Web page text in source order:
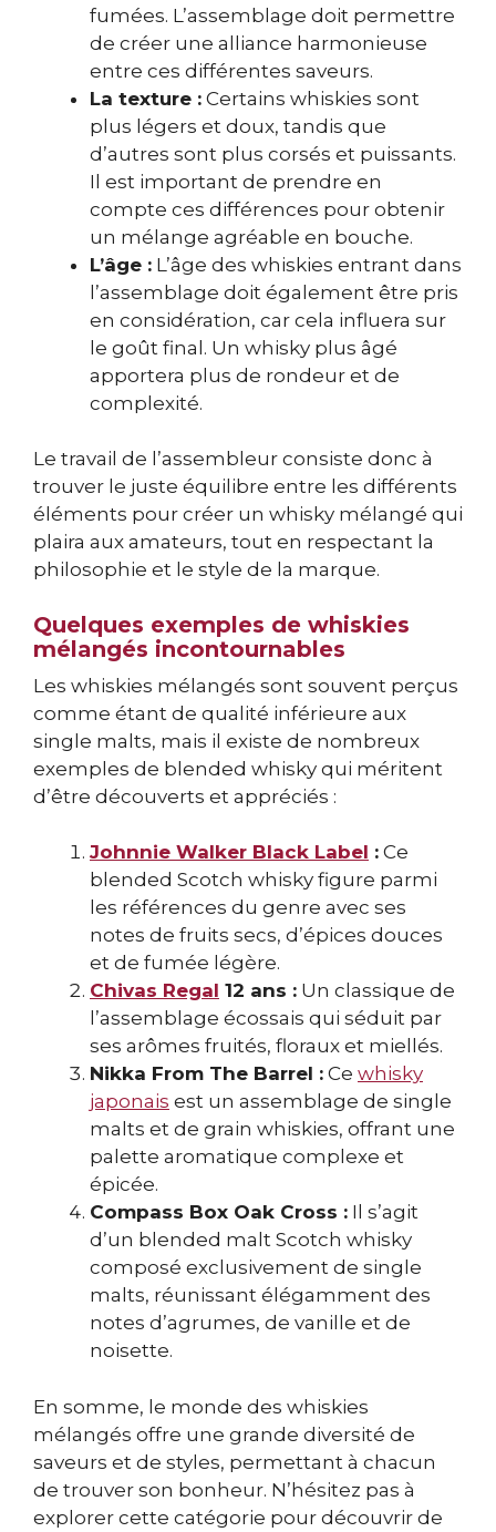
fumées. L’assemblage doit permettre
de créer une alliance harmonieuse
entre ces différentes saveurs.
La texture : Certains whiskies sont
plus légers et doux, tandis que
d’autres sont plus corsés et puissants.
Il est important de prendre en
compte ces différences pour obtenir
un mélange agréable en bouche.
L’âge : L’âge des whiskies entrant dans
l’assemblage doit également être pris
en considération, car cela influera sur
le goût final. Un whisky plus âgé
apportera plus de rondeur et de
complexité.
Le travail de l’assembleur consiste donc à
trouver le juste équilibre entre les différents
éléments pour créer un whisky mélangé qui
plaira aux amateurs, tout en respectant la
philosophie et le style de la marque.
Quelques exemples de whiskies
mélangés incontournables
Les whiskies mélangés sont souvent perçus
comme étant de qualité inférieure aux
single malts, mais il existe de nombreux
exemples de blended whisky qui méritent
d’être découverts et appréciés :
Johnnie Walker Black Label : Ce
blended Scotch whisky figure parmi
les références du genre avec ses
notes de fruits secs, d’épices douces
et de fumée légère.
Chivas Regal 12 ans : Un classique de
l’assemblage écossais qui séduit par
ses arômes fruités, floraux et miellés.
Nikka From The Barrel : Ce whisky
japonais est un assemblage de single
malts et de grain whiskies, offrant une
palette aromatique complexe et
épicée.
Compass Box Oak Cross : Il s’agit
d’un blended malt Scotch whisky
composé exclusivement de single
malts, réunissant élégamment des
notes d’agrumes, de vanille et de
noisette.
En somme, le monde des whiskies
mélangés offre une grande diversité de
saveurs et de styles, permettant à chacun
de trouver son bonheur. N’hésitez pas à
explorer cette catégorie pour découvrir de